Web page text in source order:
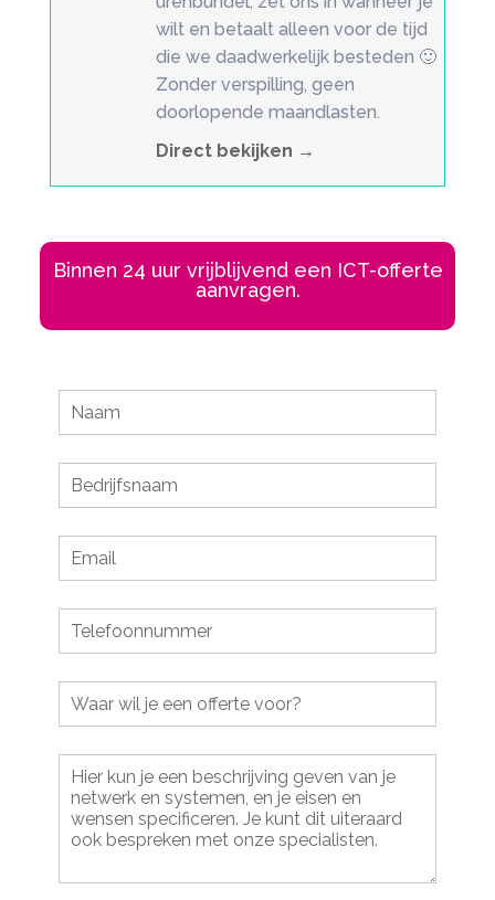
wilt en betaalt alleen voor de tijd
die we daadwerkelijk besteden 🙂
Zonder verspilling, geen
doorlopende maandlasten.
Direct bekijken →
Binnen 24 uur vrijblijvend een ICT-offerte
aanvragen.
Leave
this
blank